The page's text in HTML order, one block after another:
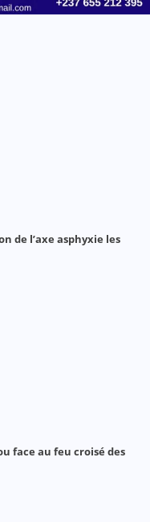
de l’axe asphyxie les
face au feu croisé des